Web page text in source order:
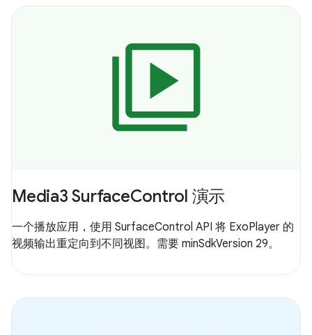
Media3 SurfaceControl 演示
一个播放应用，使用 SurfaceControl API 将 ExoPlayer 的
视频输出重定向到不同视图。需要 minSdkVersion 29。